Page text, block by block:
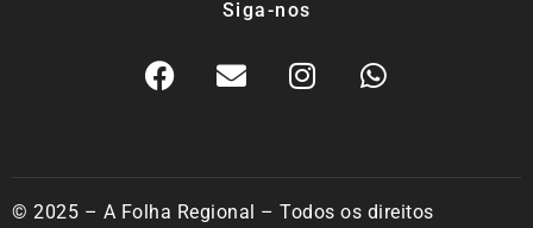
Siga-nos
© 2025 – A Folha Regional – Todos os direitos